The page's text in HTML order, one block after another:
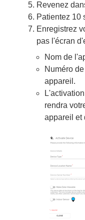
Revenez
Patientez 10
Enregistrez
pas l'écran
Nom de
Numéro
appareil.
rendra
appareil et